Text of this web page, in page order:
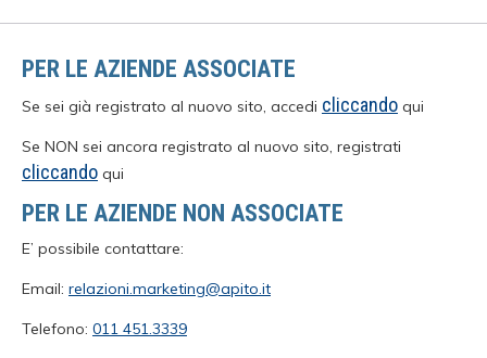
PER LE AZIENDE ASSOCIATE
Se sei già registrato al nuovo sito, accedi cliccando qui
Se NON sei ancora registrato al nuovo sito, registrati
cliccando qui
PER LE AZIENDE NON ASSOCIATE
E’ possibile contattare:
Email: relazioni.marketing@apito.it
Telefono: 011 451.3339